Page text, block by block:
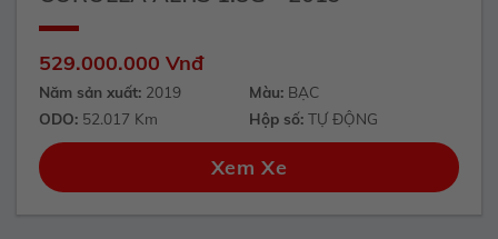
529.000.000 Vnđ
Năm sản xuất:2019 Màu: BẠC
ODO:52.017 Km Hộp số: TỰ ĐỘNG
Xem Xe